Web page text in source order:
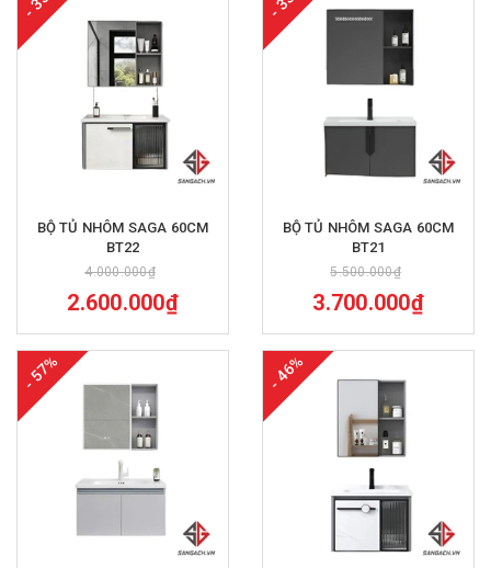
BỘ TỦ NHÔM SAGA 60CM
BT22
4.000.000₫
2.600.000₫
BỘ TỦ NHÔM SAGA 60CM
BT21
5.500.000₫
3.700.000₫
- 57% - 46%